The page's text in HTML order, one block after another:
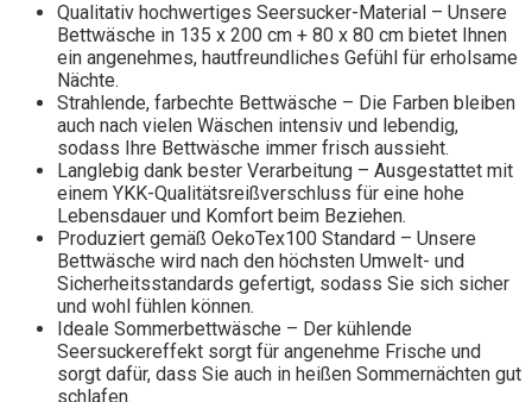
Qualitativ hochwertiges Seersucker-Material – Unsere
Bettwäsche in 135 x 200 cm + 80 x 80 cm bietet Ihnen
ein angenehmes, hautfreundliches Gefühl für erholsame
Nächte.
Strahlende, farbechte Bettwäsche – Die Farben bleiben
auch nach vielen Wäschen intensiv und lebendig,
sodass Ihre Bettwäsche immer frisch aussieht.
Langlebig dank bester Verarbeitung – Ausgestattet mit
einem YKK-Qualitätsreißverschluss für eine hohe
Lebensdauer und Komfort beim Beziehen.
Produziert gemäß OekoTex100 Standard – Unsere
Bettwäsche wird nach den höchsten Umwelt- und
Sicherheitsstandards gefertigt, sodass Sie sich sicher
und wohl fühlen können.
Ideale Sommerbettwäsche – Der kühlende
Seersuckereffekt sorgt für angenehme Frische und
sorgt dafür, dass Sie auch in heißen Sommernächten gut
schlafen.